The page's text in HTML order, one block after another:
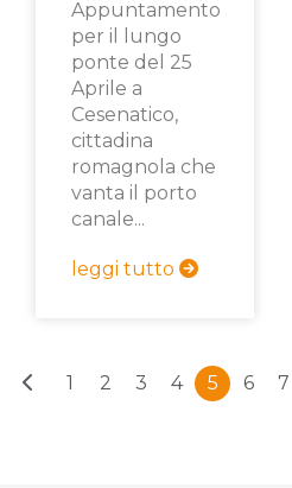
Appuntamento
per il lungo
ponte del 25
Aprile a
Cesenatico,
cittadina
romagnola che
vanta il porto
canale...
leggi tutto
1 2 3 4 5 6 7